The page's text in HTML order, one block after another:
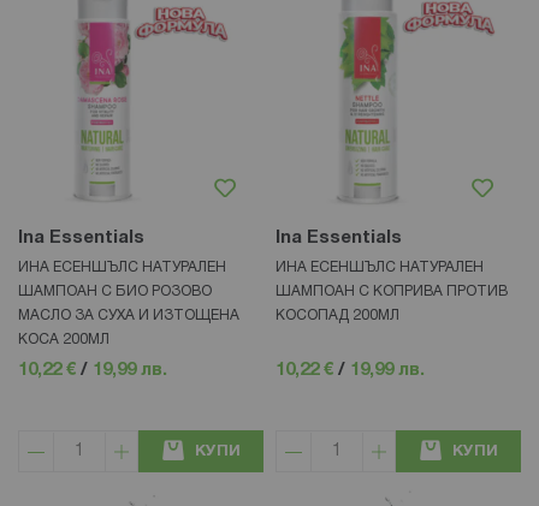
Ina Essentials
ИНА ЕСЕНШЪЛС НАТУРАЛЕН
ШАМПОАН С БИО РОЗОВО
МАСЛО ЗА СУХА И ИЗТОЩЕНА
КОСА 200МЛ
10,22 € / 19,99 лв.
КУПИ
Ina Essentials
ИНА ЕСЕНШЪЛС НАТУРАЛЕН
ШАМПОАН С КОПРИВА ПРОТИВ
КОСОПАД 200МЛ
10,22 € / 19,99 лв.
КУПИ